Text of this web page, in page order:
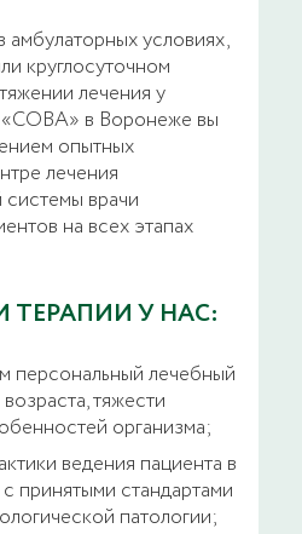
условиях,
круглосуточном
лечения у
«СОВА» в Воронеже вы
опытных
лечения
врачи
на всех этапах
ТЕРАПИИ У НАС:
персональный лечебный
тяжести
организма;
ведения пациента в
принятыми стандартами
патологии;